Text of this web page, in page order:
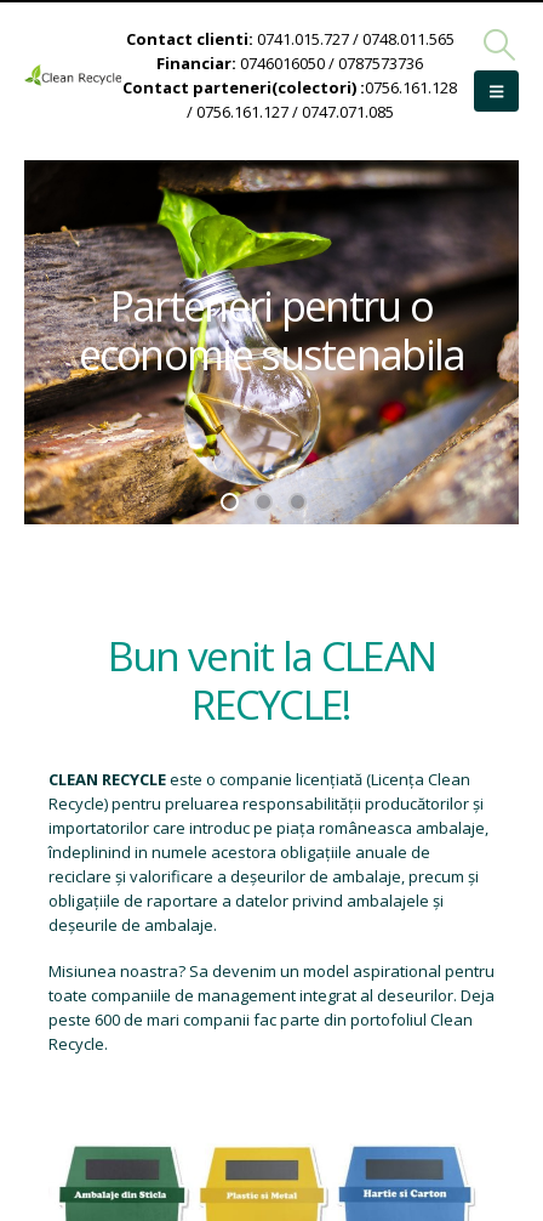
Contact clienti: 0741.015.727 / 0748.011.565
Financiar: 0746016050 / 0787573736
Contact parteneri(colectori) :0756.161.128
/ 0756.161.127 / 0747.071.085
Parteneri pentru o
economie sustenabila
Bun venit la CLEAN
RECYCLE!
CLEAN RECYCLEeste o companie licențiată (Licența Clean
Recycle) pentru preluarea responsabilității producătorilor și
importatorilor care introduc pe piața româneasca ambalaje,
îndeplinind in numele acestora obligațiile anuale de
reciclare și valorificare a deșeurilor de ambalaje, precum și
obligațiile de raportare a datelor privind ambalajele și
deșeurile de ambalaje.
Misiunea noastra? Sa devenim un model aspirational pentru
toate companiile de management integrat al deseurilor. Deja
peste 600 de mari companii fac parte din portofoliul Clean
Recycle.